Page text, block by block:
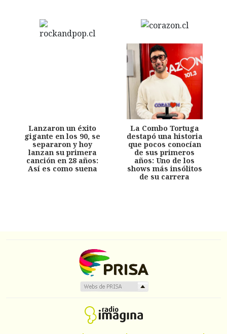
Lanzaron un éxito
gigante en los 90, se
separaron y hoy
lanzan su primera
canción en 28 años:
Así es como suena
La Combo Tortuga
destapó una historia
que pocos conocían
de sus primeros
años: Uno de los
shows más insólitos
de su carrera